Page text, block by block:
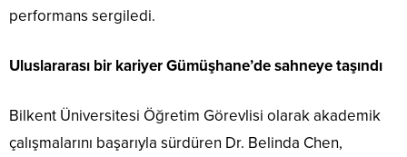
performans sergiledi.
Uluslararası bir kariyer Gümüşhane’de sahneye taşındı
Bilkent Üniversitesi Öğretim Görevlisi olarak akademik
çalışmalarını başarıyla sürdüren Dr. Belinda Chen,